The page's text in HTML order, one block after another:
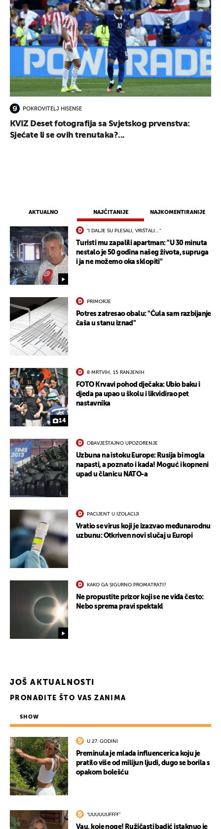
AKTUALNO NAJČITANIJE NAJKOMENTIRANIJE
"I DALJE SU PLESALI, VRIŠTALI..."
Turisti mu zapalili apartman: "U 30 minuta
nestalo je 50 godina našeg života, supruga
i ja ne možemo oka sklopiti"
PRIMORJE
Potres zatresao obalu: "Čula sam razbijanje
čaša u stanu iznad"
14
8 MRTVIH, 15 RANJENIH
FOTO Krvavi pohod dječaka: Ubio baku i
djeda pa upao u školu i likvidirao pet
nastavnika
OBAVJEŠTAJNO UPOZORENJE
Uzbuna na istoku Europe: Rusija bi mogla
napasti, a poznato i kada! Moguć i kopneni
upad u članicu NATO-a
PACIJENT U IZOLACIJI
Vratio se virus koji je izazvao međunarodnu
uzbunu: Otkriven novi slučaj u Europi
KAKO GA SIGURNO PROMATRATI?
Ne propustite prizor koji se ne viđa često:
Nebo sprema pravi spektakl
JOŠ AKTUALNOSTI
POKROVITELJ HISENSE
KVIZ Deset fotografija sa Svjetskog prvenstva:
Sjećate li se ovih trenutaka?...
PRONAĐITE ŠTO VAS ZANIMA
SHOW
U 27. GODINI
Preminula je mlada influencerica koju je
pratilo više od milijun ljudi, dugo se borila s
opakom bolešću
"UUUUUUFFFF"
Vau, koje noge! Ružičasti badić istaknuo je